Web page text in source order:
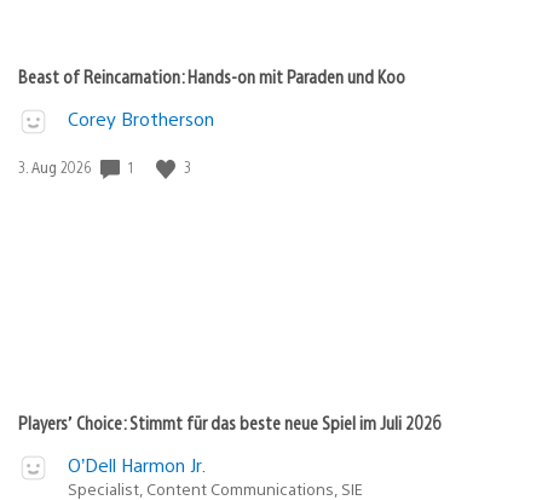
Beast of Reincarnation: Hands-on mit Paraden und Koo
Corey Brotherson
Veröffentlichungsdatum:
3. Aug 2026 1 3
Players’ Choice: Stimmt für das beste neue Spiel im Juli 2026
O’Dell Harmon Jr.
Specialist, Content Communications, SIE